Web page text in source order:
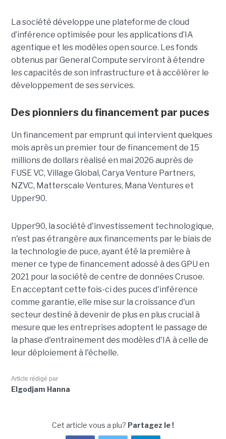
La société développe une plateforme de cloud
d’inférence optimisée pour les applications d’IA
agentique et les modèles open source. Les fonds
obtenus par General Compute serviront à étendre
les capacités de son infrastructure et à accélérer le
développement de ses services.
Des pionniers du financement par puces
Un financement par emprunt qui intervient quelques
mois après un premier tour de financement de 15
millions de dollars réalisé en mai 2026 auprès de
FUSE VC, Village Global, Carya Venture Partners,
NZVC, Matterscale Ventures, Mana Ventures et
Upper90.
Upper90, la société d'investissement technologique,
n'est pas étrangère aux financements par le biais de
la technologie de puce, ayant été la première à
mener ce type de financement adossé à des GPU en
2021 pour la société de centre de données Crusoe.
En acceptant cette fois-ci des puces d'inférence
comme garantie, elle mise sur la croissance d'un
secteur destiné à devenir de plus en plus crucial à
mesure que les entreprises adoptent le passage de
la phase d'entraînement des modèles d'IA à celle de
leur déploiement à l'échelle.
Article rédigé par
Elgodjam Hanna
Cet article vous a plu? Partagez le !